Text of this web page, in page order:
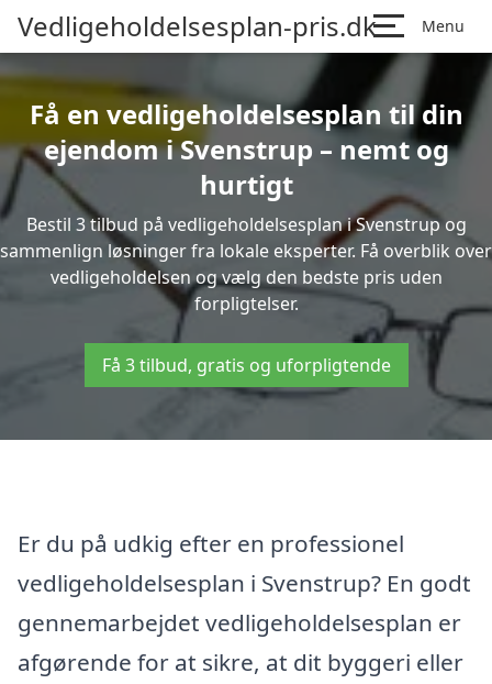
Vedligeholdelsesplan-pris.dk Menu
Få en vedligeholdelsesplan til din
ejendom i Svenstrup – nemt og
hurtigt
Bestil 3 tilbud på vedligeholdelsesplan i Svenstrup og
sammenlign løsninger fra lokale eksperter. Få overblik over
vedligeholdelsen og vælg den bedste pris uden
forpligtelser.
Få 3 tilbud, gratis og uforpligtende
Er du på udkig efter en professionel
vedligeholdelsesplan i Svenstrup? En godt
gennemarbejdet vedligeholdelsesplan er
afgørende for at sikre, at dit byggeri eller